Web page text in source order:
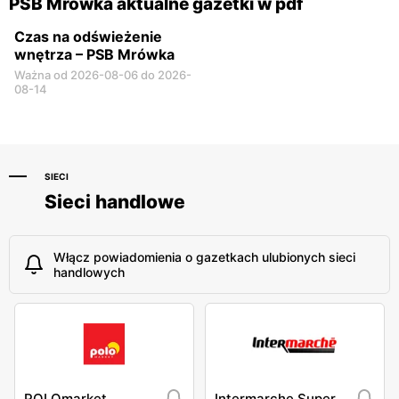
Czas na odświeżenie
wnętrza – PSB Mrówka
Ważna od 2026-08-06 do 2026-
08-14
SIECI
Sieci handlowe
Włącz powiadomienia o gazetkach ulubionych sieci
handlowych